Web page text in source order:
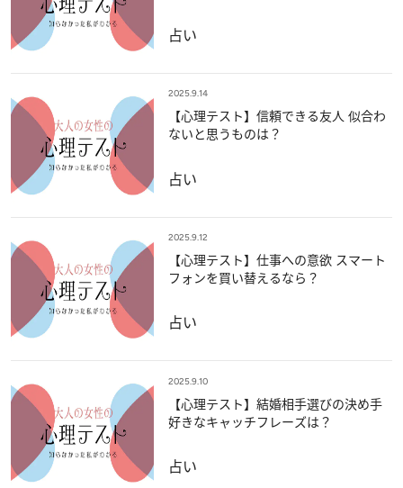
占い
2025.9.14
【心理テスト】信頼できる友人 似合わ
ないと思うものは？
占い
2025.9.12
【心理テスト】仕事への意欲 スマート
フォンを買い替えるなら？
占い
2025.9.10
【心理テスト】結婚相手選びの決め手
好きなキャッチフレーズは？
占い